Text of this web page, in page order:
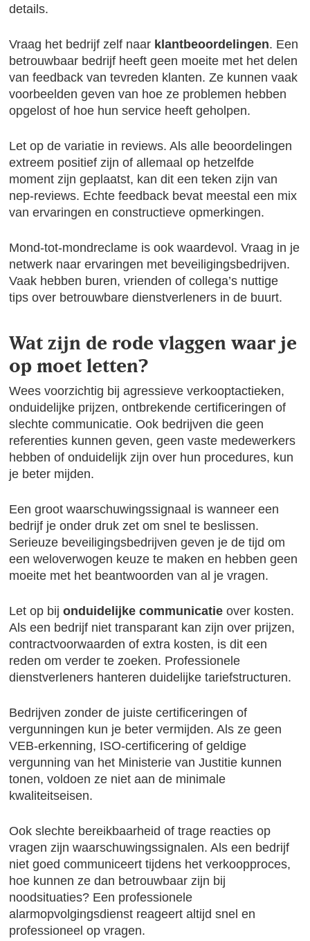
details.
Vraag het bedrijf zelf naar klantbeoordelingen. Een
betrouwbaar bedrijf heeft geen moeite met het delen
van feedback van tevreden klanten. Ze kunnen vaak
voorbeelden geven van hoe ze problemen hebben
opgelost of hoe hun service heeft geholpen.
Let op de variatie in reviews. Als alle beoordelingen
extreem positief zijn of allemaal op hetzelfde
moment zijn geplaatst, kan dit een teken zijn van
nep-reviews. Echte feedback bevat meestal een mix
van ervaringen en constructieve opmerkingen.
Mond-tot-mondreclame is ook waardevol. Vraag in je
netwerk naar ervaringen met beveiligingsbedrijven.
Vaak hebben buren, vrienden of collega’s nuttige
tips over betrouwbare dienstverleners in de buurt.
Wat zijn de rode vlaggen waar je
op moet letten?
Wees voorzichtig bij agressieve verkooptactieken,
onduidelijke prijzen, ontbrekende certificeringen of
slechte communicatie. Ook bedrijven die geen
referenties kunnen geven, geen vaste medewerkers
hebben of onduidelijk zijn over hun procedures, kun
je beter mijden.
Een groot waarschuwingssignaal is wanneer een
bedrijf je onder druk zet om snel te beslissen.
Serieuze beveiligingsbedrijven geven je de tijd om
een weloverwogen keuze te maken en hebben geen
moeite met het beantwoorden van al je vragen.
Let op bijonduidelijke communicatie over kosten.
Als een bedrijf niet transparant kan zijn over prijzen,
contractvoorwaarden of extra kosten, is dit een
reden om verder te zoeken. Professionele
dienstverleners hanteren duidelijke tariefstructuren.
Bedrijven zonder de juiste certificeringen of
vergunningen kun je beter vermijden. Als ze geen
VEB-erkenning, ISO-certificering of geldige
vergunning van het Ministerie van Justitie kunnen
tonen, voldoen ze niet aan de minimale
kwaliteitseisen.
Ook slechte bereikbaarheid of trage reacties op
vragen zijn waarschuwingssignalen. Als een bedrijf
niet goed communiceert tijdens het verkoopproces,
hoe kunnen ze dan betrouwbaar zijn bij
noodsituaties? Een professionele
alarmopvolgingsdienst reageert altijd snel en
professioneel op vragen.